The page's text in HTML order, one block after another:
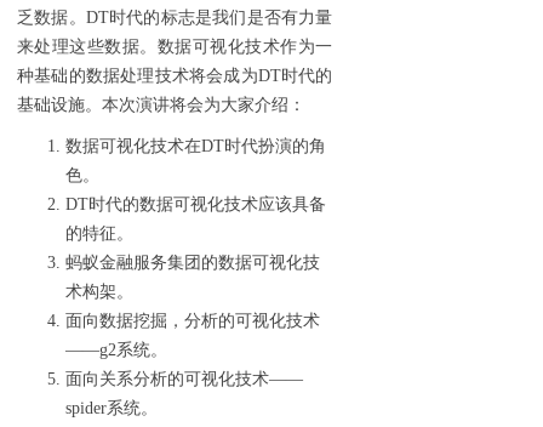
乏数据。DT时代的标志是我们是否有力量
来处理这些数据。数据可视化技术作为一
种基础的数据处理技术将会成为DT时代的
基础设施。本次演讲将会为大家介绍：
数据可视化技术在DT时代扮演的角
色。
DT时代的数据可视化技术应该具备
的特征。
蚂蚁金融服务集团的数据可视化技
术构架。
面向数据挖掘，分析的可视化技术
——g2系统。
面向关系分析的可视化技术——
spider系统。